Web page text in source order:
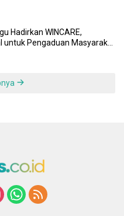
Hadirkan WINCARE,
untuk Pengaduan Masyarakat